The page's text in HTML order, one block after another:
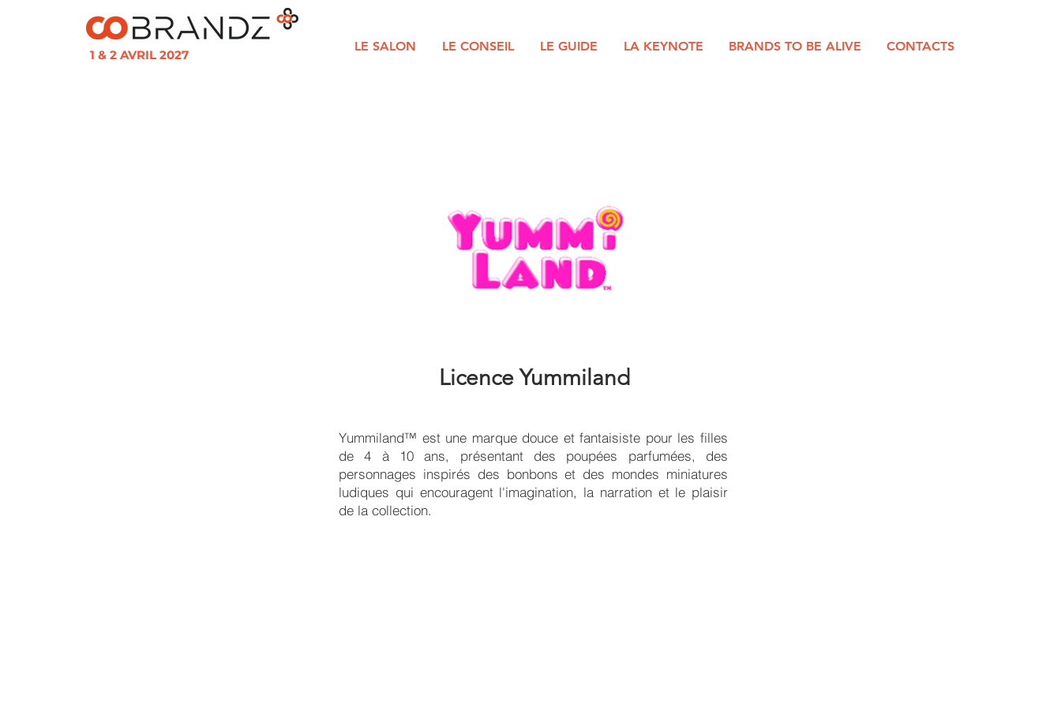
1 & 2 AVRIL 2027
LE SALON LE CONSEIL LE GUIDE LA KEYNOTE BRANDS TO BE ALIVE CONTACTS
Licence Yummiland
Yummiland™ est une marque douce et fantaisiste pour les filles
de 4 à 10 ans, présentant des poupées parfumées, des
personnages inspirés des bonbons et des mondes miniatures
ludiques qui encouragent l'imagination, la narration et le plaisir
de la collection.